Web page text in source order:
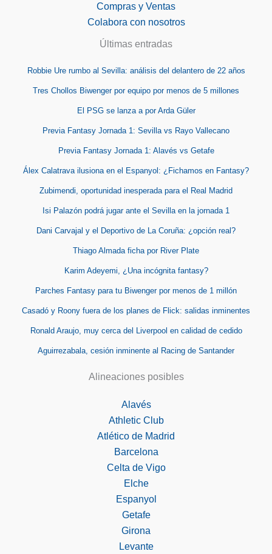
Compras y Ventas
Colabora con nosotros
Últimas entradas
Robbie Ure rumbo al Sevilla: análisis del delantero de 22 años
Tres Chollos Biwenger por equipo por menos de 5 millones
El PSG se lanza a por Arda Güler
Previa Fantasy Jornada 1: Sevilla vs Rayo Vallecano
Previa Fantasy Jornada 1: Alavés vs Getafe
Álex Calatrava ilusiona en el Espanyol: ¿Fichamos en Fantasy?
Zubimendi, oportunidad inesperada para el Real Madrid
Isi Palazón podrá jugar ante el Sevilla en la jornada 1
Dani Carvajal y el Deportivo de La Coruña: ¿opción real?
Thiago Almada ficha por River Plate
Karim Adeyemi, ¿Una incógnita fantasy?
Parches Fantasy para tu Biwenger por menos de 1 millón
Casadó y Roony fuera de los planes de Flick: salidas inminentes
Ronald Araujo, muy cerca del Liverpool en calidad de cedido
Aguirrezabala, cesión inminente al Racing de Santander
Alineaciones posibles
Alavés
Athletic Club
Atlético de Madrid
Barcelona
Celta de Vigo
Elche
Espanyol
Getafe
Girona
Levante